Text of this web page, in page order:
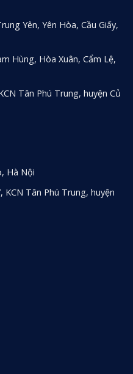
Yên, Yên Hòa, Cầu Giấy,
Hùng, Hòa Xuân, Cẩm Lệ,
Tân Phú Trung, huyện Củ
Hà Nội
Tân Phú Trung, huyện